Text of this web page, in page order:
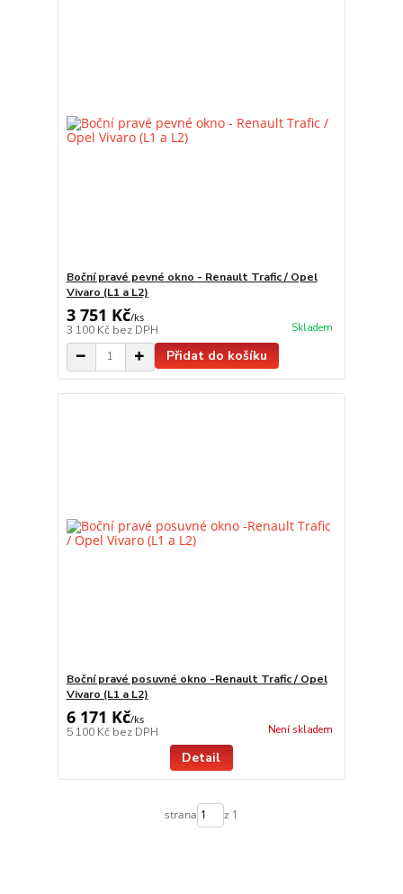
Boční pravé pevné okno - Renault Trafic / Opel
Vivaro (L1 a L2)
3 751 Kč/ks
3 100 Kč bez DPH Skladem
Přidat do košíku
Boční pravé posuvné okno -Renault Trafic / Opel
Vivaro (L1 a L2)
6 171 Kč/ks
5 100 Kč bez DPH Není skladem
Detail
strana z 1